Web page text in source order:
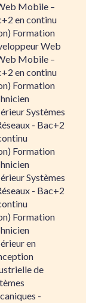
Mobile –
en continu
Formation
Web
Mobile –
en continu
Formation
Systèmes
- Bac+2
Formation
Systèmes
- Bac+2
Formation
en
de
-